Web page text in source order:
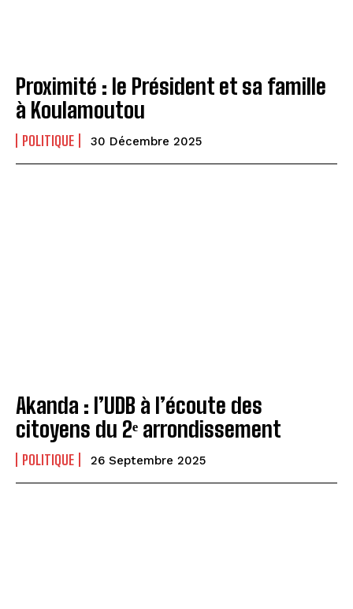
Proximité : le Président et sa famille
à Koulamoutou
POLITIQUE 30 Décembre 2025
Akanda : l’UDB à l’écoute des
citoyens du 2ᵉ arrondissement
POLITIQUE 26 Septembre 2025